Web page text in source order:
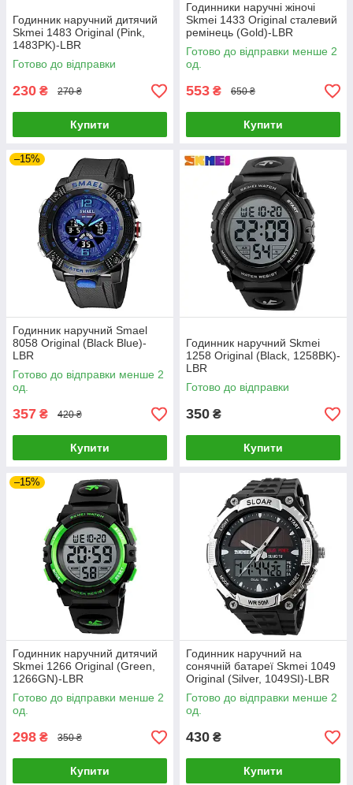
Годинник наручний дитячий
Skmei 1483 Original (Pink,
1483PK)-LВR
Готово до відправки
230 ₴ 270 ₴
Купити
Годинники наручні жіночі
Skmei 1433 Original сталевий
ремінець (Gold)-LВR
Готово до відправки менше 2
од.
553 ₴ 650 ₴
Купити
–15%
Годинник наручний Smael
8058 Original (Black Blue)-
LВR
Готово до відправки менше 2
од.
357 ₴ 420 ₴
Купити
Годинник наручний Skmei
1258 Original (Black, 1258BK)-
LВR
Готово до відправки
350 ₴
Купити
–15%
Годинник наручний дитячий
Skmei 1266 Original (Green,
1266GN)-LВR
Готово до відправки менше 2
од.
298 ₴ 350 ₴
Купити
Годинник наручний на
сонячній батареї Skmei 1049
Original (Silver, 1049SI)-LВR
Готово до відправки менше 2
од.
430 ₴
Купити